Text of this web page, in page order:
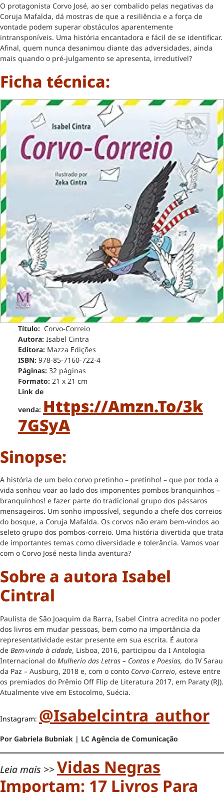
O protagonista Corvo José, ao ser combalido pelas negativas da
Coruja Mafalda, dá mostras de que a resiliência e a força de
vontade podem superar obstáculos aparentemente
intransponíveis. Uma história encantadora e fácil de se identificar.
Afinal, quem nunca desanimou diante das adversidades, ainda
mais quando o pré-julgamento se apresenta, irredutível?
Ficha técnica:
Título: Corvo-Correio
Autora:Isabel Cintra
Editora:Mazza Edições
ISBN:978-85-7160-722-4
Páginas: 32 páginas
Formato:21 x 21 cm
Link de
venda: Https://amzn.to/3k
7GSyA
Sinopse:
A história de um belo corvo pretinho – pretinho! – que por toda a
vida sonhou voar ao lado dos imponentes pombos branquinhos –
branquinhos! e fazer parte do tradicional grupo dos pássaros
mensageiros. Um sonho impossível, segundo a chefe dos correios
do bosque, a Coruja Mafalda. Os corvos não eram bem-vindos ao
seleto grupo dos pombos-correio. Uma história divertida que trata
de importantes temas como diversidade e tolerância. Vamos voar
com o Corvo José nesta linda aventura?
Sobre a autora Isabel
Cintral
Paulista de São Joaquim da Barra, Isabel Cintra acredita no poder
dos livros em mudar pessoas, bem como na importância da
representatividade estar presente em sua escrita. É autora
de Bem-vindo à cidade, Lisboa, 2016, participou da I Antologia
Internacional do Mulherio das Letras – Contos e Poesias, do IV Sarau
da Paz – Ausburg, 2018 e, com o conto Corvo-Correio, esteve entre
os premiados do Prêmio Off Flip de Literatura 2017, em Paraty (RJ).
Atualmente vive em Estocolmo, Suécia.
Instagram: @isabelcintra_author
Por Gabriela Bubniak | LC Agência de Comunicação
Leia mais >>Vidas Negras
Importam: 17 Livros Para